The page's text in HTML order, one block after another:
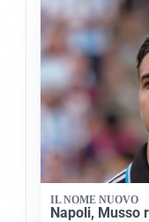
IL NOME NUOVO
Napoli, Musso